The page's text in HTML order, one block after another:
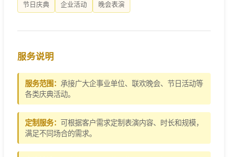
节日庆典 企业活动 晚会表演
服务说明
服务范围： 承接广大企事业单位、联欢晚会、节日活动等
各类庆典活动。
定制服务： 可根据客户需求定制表演内容、时长和规模，
满足不同场合的需求。